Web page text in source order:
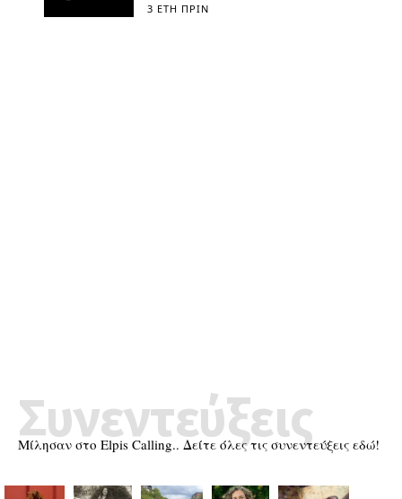
3 ΈΤΗ ΠΡΙΝ
Μίλησαν στο Elpis Calling.. Δείτε όλες τις συνεντεύξεις εδώ!
Συνεντεύξεις